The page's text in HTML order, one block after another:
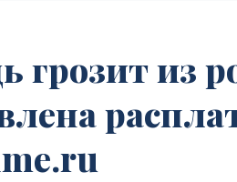
грозит из